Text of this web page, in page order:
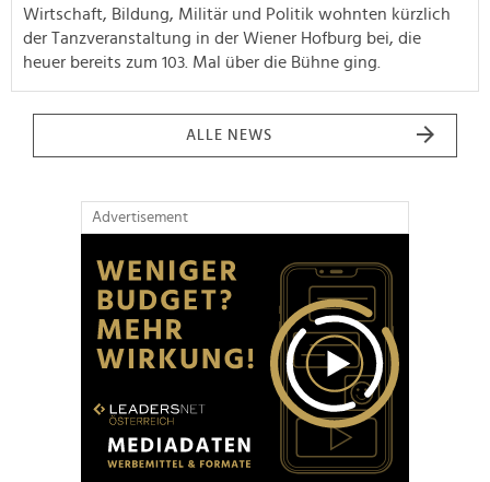
Wirtschaft, Bildung, Militär und Politik wohnten kürzlich
der Tanzveranstaltung in der Wiener Hofburg bei, die
heuer bereits zum 103. Mal über die Bühne ging.
ALLE NEWS
Advertisement